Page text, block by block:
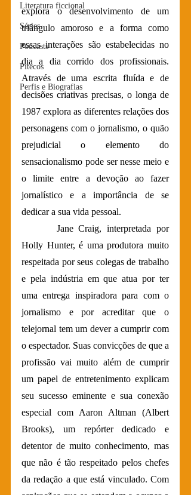
Literatura ficcional
Séries
Podcasts
Pitecos
Perfis e Biografias
explora o desenvolvimento de um
triângulo amoroso e a forma como
essas interações são estabelecidas no
dia a dia corrido dos profissionais.
Através de uma escrita fluída e de
decisões criativas precisas, o longa de
1987 explora as diferentes relações dos
personagens com o jornalismo, o quão
prejudicial o elemento do
sensacionalismo pode ser nesse meio e
o limite entre a devoção ao fazer
jornalístico e a importância de se
dedicar a sua vida pessoal.
Holly Hunter, é uma produtora muito
respeitada por seus colegas de trabalho
e pela indústria em que atua por ter
uma entrega inspiradora para com o
jornalismo e por acreditar que o
telejornal tem um dever a cumprir com
o espectador. Suas convicções de que a
profissão vai muito além de cumprir
um papel de entretenimento explicam
seu sucesso eminente e sua conexão
especial com Aaron Altman (Albert
Brooks), um repórter dedicado e
detentor de muito conhecimento, mas
que não é tão respeitado pelos chefes
da redação a que está vinculado. Com